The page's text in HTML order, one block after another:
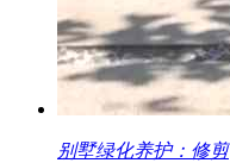
别墅绿化养护：修剪